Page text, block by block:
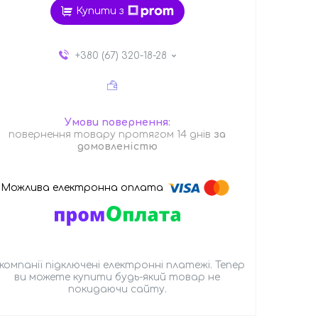
Купити з
+380 (67) 320-18-28
повернення товару протягом 14 днів за
домовленістю
підключені електронні платежі. Тепер
ви можете купити будь-який товар не
покидаючи сайту.